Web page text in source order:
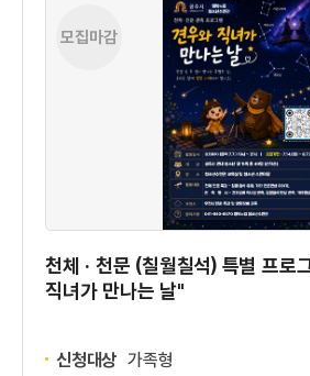
모집마감
천체 · 천문 (칠월칠석) 특별 프로
직녀가 만나는 날"
신청대상 가족형